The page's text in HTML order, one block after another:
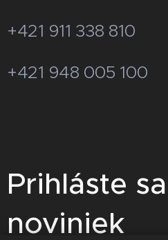
+421 911 338 810
+421 948 005 100
Prihláste
noviniek